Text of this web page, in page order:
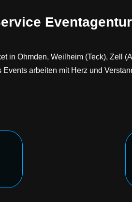
in Ohmden, Weilheim (Teck), Zell
arbeiten mit Herz und